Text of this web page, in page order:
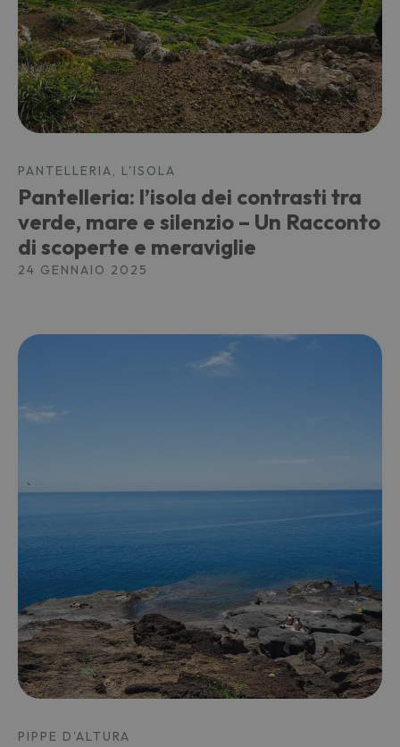
PANTELLERIA, L'ISOLA
Pantelleria: l’isola dei contrasti tra
verde, mare e silenzio – Un Racconto
di scoperte e meraviglie
24 GENNAIO 2025
PIPPE D'ALTURA